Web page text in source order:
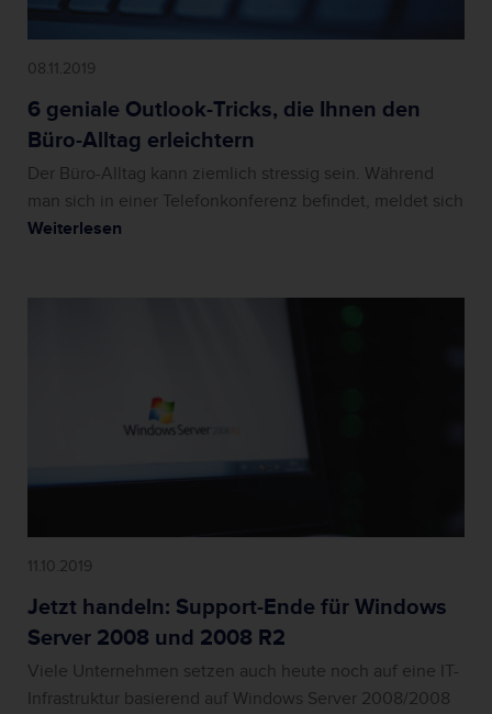
08.11.2019
6 geniale Outlook-Tricks, die Ihnen den
Büro-Alltag erleichtern
Der Büro-Alltag kann ziemlich stressig sein. Während
man sich in einer Telefonkonferenz befindet, meldet sich
Weiterlesen
11.10.2019
Jetzt handeln: Support-Ende für Windows
Server 2008 und 2008 R2
Viele Unternehmen setzen auch heute noch auf eine IT-
Infrastruktur basierend auf Windows Server 2008/2008